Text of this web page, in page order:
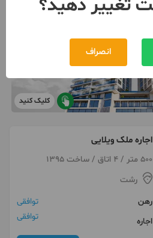
کلیک کنید
اجاره ملک ویلایی
500 متر / 4 اتاق / ساخت 1395
رشت
رهن
توافقی
اجاره
توافقی
تغییر دهید؟
انصراف